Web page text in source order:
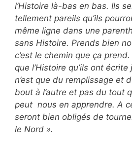
l’Histoire là-bas en bas. Ils
tellement pareils qu’ils
même ligne dans une
sans Histoire. Prends bien
c’est le chemin que ça
que l’Histoire qu’ils ont écrite
n’est que du remplissage et
bout à l’autre et pas du tout
peut nous en apprendre. A
seront bien obligés de
le Nord ».